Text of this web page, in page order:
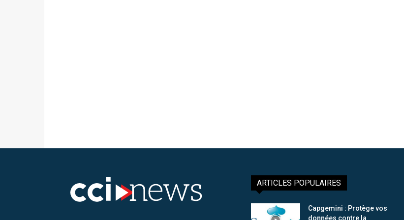
ARTICLES POPULAIRES
Capgemini : Protège vos
données contre la